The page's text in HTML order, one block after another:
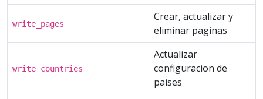
write_pages
Crear, actualizar y
eliminar paginas
write_countries
Actualizar
configuracion de
paises